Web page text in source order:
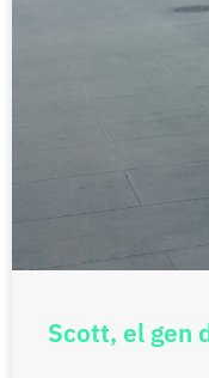
Scott, el gen